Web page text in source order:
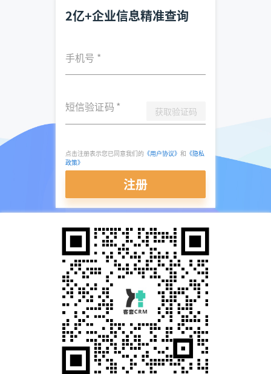
2亿+企业信息精准查询
手机号 *
短信验证码 * 获取验证码
点击注册表示您已同意我们的 《用户协议》 和 《隐私
政策》
注册